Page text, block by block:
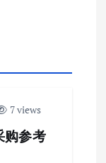
7 views
购参考